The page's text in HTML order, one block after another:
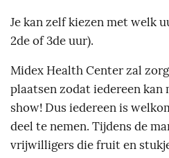
Je kan zelf kiezen met welk
2de of 3de uur).
Midex Health Center zal
plaatsen zodat iedereen kan
show! Dus iedereen is
deel te nemen. Tijdens de
vrijwilligers die fruit en